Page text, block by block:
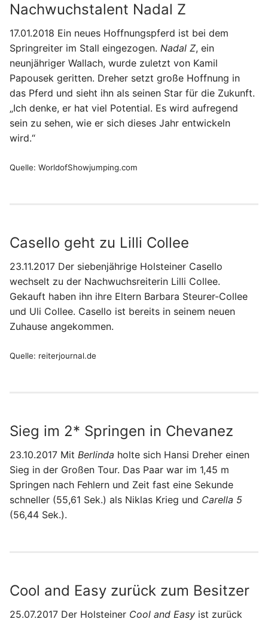
Nachwuchstalent Nadal Z
17.01.2018 Ein neues Hoffnungspferd ist bei dem
Springreiter im Stall eingezogen. Nadal Z, ein
neunjähriger Wallach, wurde zuletzt von Kamil
Papousek geritten. Dreher setzt große Hoffnung in
das Pferd und sieht ihn als seinen Star für die Zukunft.
„Ich denke, er hat viel Potential. Es wird aufregend
sein zu sehen, wie er sich dieses Jahr entwickeln
wird.“
Quelle: WorldofShowjumping.com
Casello geht zu Lilli Collee
23.11.2017 Der siebenjährige Holsteiner Casello
wechselt zu der Nachwuchsreiterin Lilli Collee.
Gekauft haben ihn ihre Eltern Barbara Steurer-Collee
und Uli Collee. Casello ist bereits in seinem neuen
Zuhause angekommen.
Quelle: reiterjournal.de
Sieg im 2* Springen in Chevanez
23.10.2017 Mit Berlinda holte sich Hansi Dreher einen
Sieg in der Großen Tour. Das Paar war im 1,45 m
Springen nach Fehlern und Zeit fast eine Sekunde
schneller (55,61 Sek.) als Niklas Krieg und Carella 5
(56,44 Sek.).
Cool and Easy zurück zum Besitzer
25.07.2017 Der Holsteiner Cool and Easy ist zurück